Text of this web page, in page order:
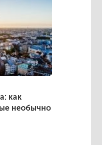
как
необычно